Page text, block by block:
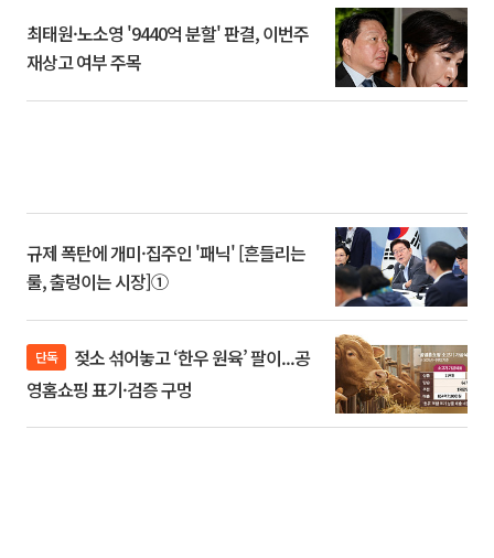
최태원·노소영 '9440억 분할' 판결, 이번주
재상고 여부 주목
규제 폭탄에 개미·집주인 '패닉' [흔들리는
룰, 출렁이는 시장]①
단독
영홈쇼핑 표기·검증 구멍